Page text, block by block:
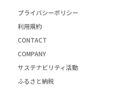
プライバシーポリシー
利用規約
CONTACT
COMPANY
サステナビリティ活動
ふるさと納税